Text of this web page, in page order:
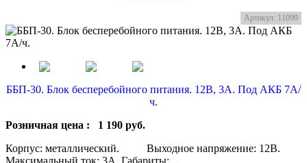
Артикул: 11099
ББП-30. Блок бесперебойного питания. 12В, 3А. Под АКБ 7А/
ч.
Розничная цена : 1 190 руб.
Корпус: металлический. Выходное напряжение: 12В.
Максимальный ток: 3А. Габариты:...